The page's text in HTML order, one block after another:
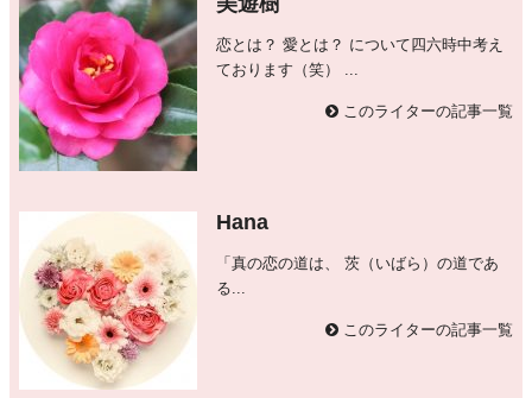
恋とは？ 愛とは？ について四六時中考え
ております（笑） ...
このライターの記事一覧
Hana
「真の恋の道は、 茨（いばら）の道であ
る...
このライターの記事一覧